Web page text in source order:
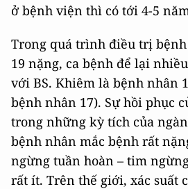
ở bệnh viện thì có tới 4-5
Trong quá trình điều trị bệnh
19 nặng, ca bệnh để lại
với BS. Khiêm là bệnh nhân
bệnh nhân 17). Sự hồi phục
trong những kỳ tích của
bệnh nhân mắc bệnh rất
ngừng tuần hoàn – tim
rất ít. Trên thế giới, xác suất